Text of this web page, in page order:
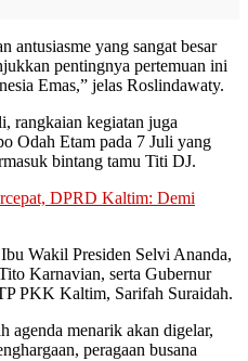
antusiasme yang sangat besar
pentingnya pertemuan ini
Emas,” jelas Roslindawaty.
rangkaian kegiatan juga
Odah Etam pada 7 Juli yang
bintang tamu Titi DJ.
DPRD Kaltim: Demi
Wakil Presiden Selvi Ananda,
Karnavian, serta Gubernur
PKK Kaltim, Sarifah Suraidah.
agenda menarik akan digelar,
peragaan busana